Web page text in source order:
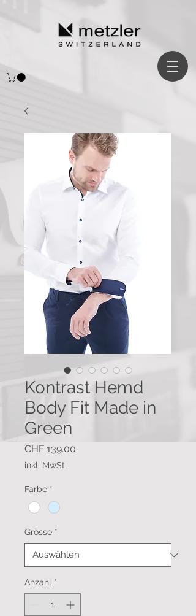
Kontrast Hemd
Body Fit Made in
Green
CHF 139.00
inkl. MwSt
Farbe *
Grösse *
Anzahl *